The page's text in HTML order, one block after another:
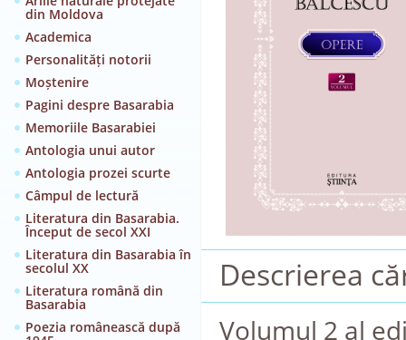
din Moldova
Academica
Personalități notorii
Moștenire
Pagini despre Basarabia
Memoriile Basarabiei
Antologia unui autor
Antologia prozei scurte
Câmpul de lectură
Literatura din Basarabia.
Început de secol XXI
Literatura din Basarabia în
secolul XX
Literatura română din
Basarabia
Poezia românească după
Descrierea
Volumul 2 al